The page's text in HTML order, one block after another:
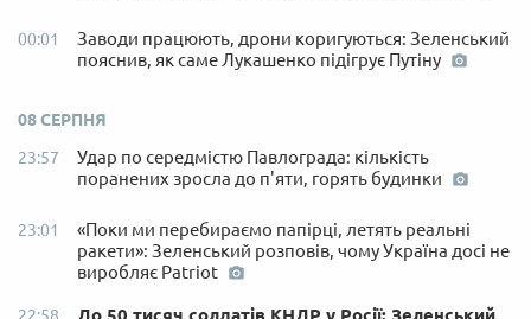
00:01
Заводи працюють, дрони коригуються: Зеленський
пояснив, як саме Лукашенко підігрує Путіну
08 СЕРПНЯ
23:57
Удар по середмістю Павлограда: кількість
поранених зросла до п'яти, горять будинки
23:01
«Поки ми перебираємо папірці, летять реальні
ракети»: Зеленський розповів, чому Україна досі не
виробляє Patriot
До 50 тисяч солдатів КНДР у Росії: Зеленський